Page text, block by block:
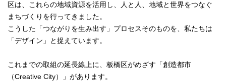
区は、これらの地域資源を活用し、人と人、地域と世界をつなぐ
まちづくりを行ってきました。
こうした「つながりを生み出す」プロセスそのものを、私たちは
「デザイン」と捉えています。
これまでの取組の延長線上に、板橋区がめざす「創造都市
（Creative City）」があります。